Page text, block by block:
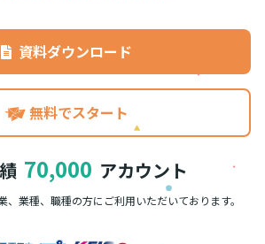
資料ダウンロード
無料でスタート
70,000 アカウント
、業種、職種の方に ご利用いただいております。